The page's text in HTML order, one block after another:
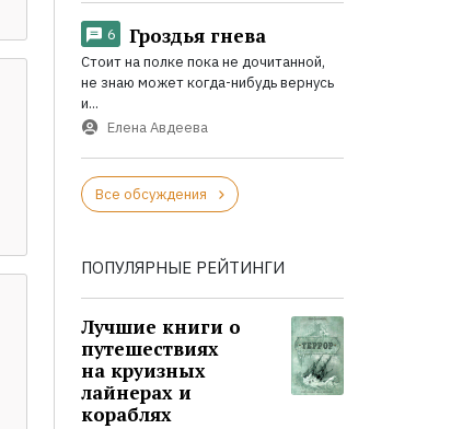
6 Гроздья гнева
Стоит на полке пока не дочитанной,
не знаю может когда-нибудь вернусь
и...
Елена Авдеева
Все обсуждения
ПОПУЛЯРНЫЕ РЕЙТИНГИ
Лучшие книги о
путешествиях
на круизных
лайнерах и
кораблях